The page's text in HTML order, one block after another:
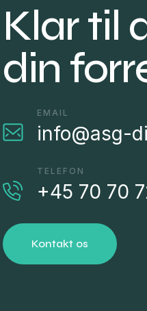
Klar til
din
EMAIL
info@asg-
TELEFON
+45 70 70
Kontakt os